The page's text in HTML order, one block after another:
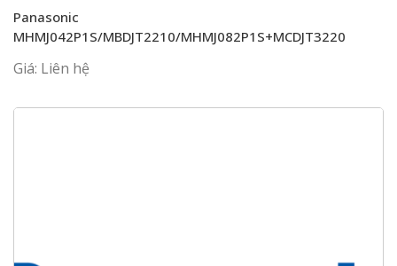
Panasonic
MHMJ042P1S/MBDJT2210/MHMJ082P1S+MCDJT3220
Giá: Liên hệ